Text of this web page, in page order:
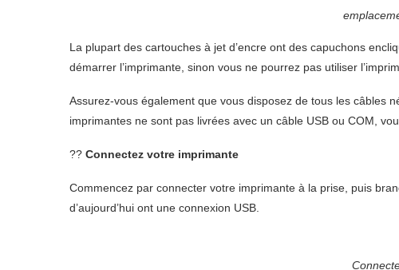
La plupart des cartouches à jet d’encre ont des capuchons
démarrer l’imprimante, sinon vous ne pourrez pas utiliser
Assurez-vous également que vous disposez de tous les câbles
imprimantes ne sont pas livrées avec un câble USB ou COM,
?? Connectez votre imprimante
Commencez par connecter votre imprimante à la prise, puis
d’aujourd’hui ont une connexion USB.